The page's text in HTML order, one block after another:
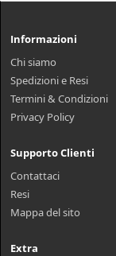
Informazioni
Chi siamo
Spedizioni e Resi
Termini & Condizioni
Privacy Policy
Supporto Clienti
Contattaci
Resi
Mappa del sito
Extra